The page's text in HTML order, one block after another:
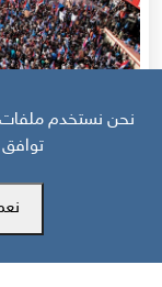
نحن نستخدم ملفات
توافق